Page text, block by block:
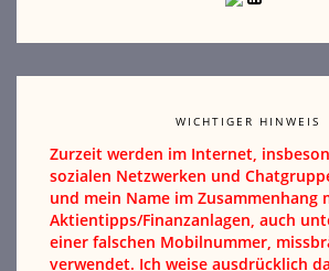
WICHTIGER HINWEIS
Zurzeit werden im Internet,
sozialen Netzwerken und
und mein Name im Zusammenhang
Aktientipps/Finanzanlagen, auch
einer falschen Mobilnummer,
verwendet. Ich weise ausdrücklich